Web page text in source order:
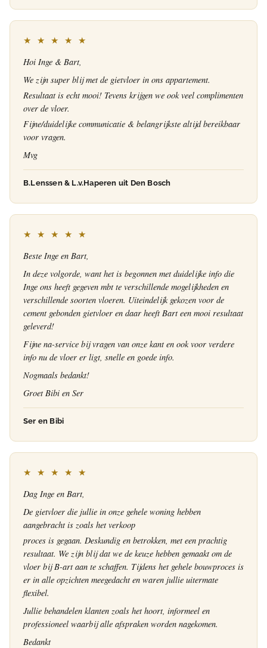
★ ★ ★ ★ ★
Hoi Inge & Bart,
We zijn super blij met de gietvloer in ons appartement.
Resultaat is echt mooi! Tevens krijgen we ook veel complimenten
over de vloer.
Fijne/duidelijke communicatie & belangrijkste altijd bereikbaar
voor vragen.
Mvg
B.Lenssen & L.v.Haperen uit Den Bosch
★ ★ ★ ★ ★
Beste Inge en Bart,
In deze volgorde, want het is begonnen met duidelijke info die
Inge ons heeft gegeven mbt te verschillende mogelijkheden en
verschillende soorten vloeren. Uiteindelijk gekozen voor de
cement gebonden gietvloer en daar heeft Bart een mooi resultaat
geleverd!
Fijne na-service bij vragen van onze kant en ook voor verdere
info nu de vloer er ligt, snelle en goede info.
Nogmaals bedankt!
Groet Bibi en Ser
Ser en Bibi
★ ★ ★ ★ ★
Dag Inge en Bart,
De gietvloer die jullie in onze gehele woning hebben
aangebracht is zoals het verkoop
proces is gegaan. Deskundig en betrokken, met een prachtig
resultaat. We zijn blij dat we de keuze hebben gemaakt om de
vloer bij B-art aan te schaffen. Tijdens het gehele bouwproces is
er in alle opzichten meegedacht en waren jullie uitermate
flexibel.
Jullie behandelen klanten zoals het hoort, informeel en
professioneel waarbij alle afspraken worden nagekomen.
Bedankt